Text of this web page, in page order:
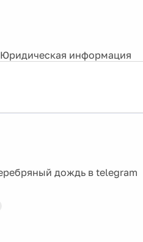
Юридическая информация